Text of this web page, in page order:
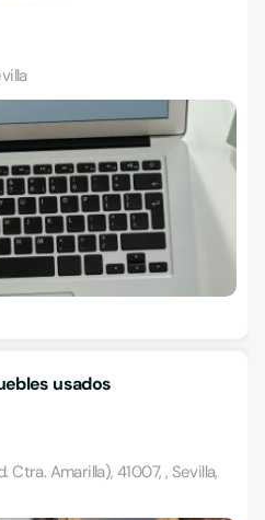
usados
Ctra. Amarilla), 41007, , Sevilla,